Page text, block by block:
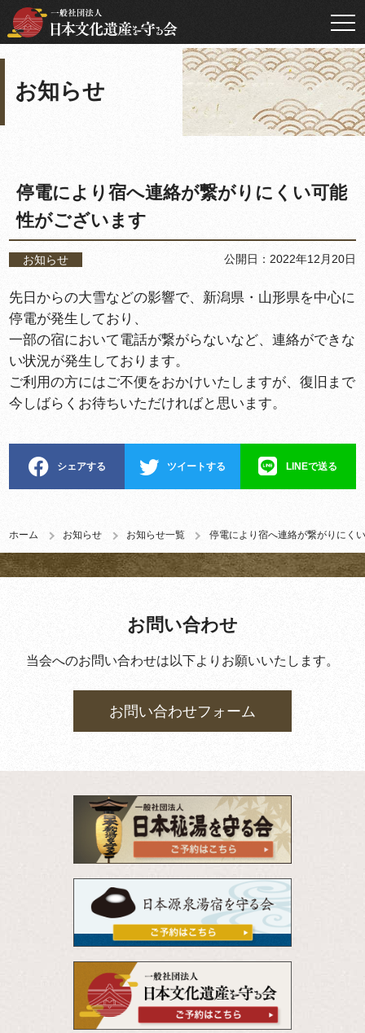
お知らせ
ホーム お知らせ お知らせ一覧 停電により宿へ連絡が繋がりにく
停電により宿へ連絡が繋がりにくい可能
性がございます
お知らせ 公開日：2022年12月20日
先日からの大雪などの影響で、新潟県・山形県を中心に
停電が発生しており、
一部の宿において電話が繋がらないなど、連絡ができな
い状況が発生しております。
ご利用の方にはご不便をおかけいたしますが、復旧まで
今しばらくお待ちいただければと思います。
シェアする ツイートする LINEで送る
お問い合わせ
当会へのお問い合わせは以下よりお願いいたします。
お問い合わせフォーム